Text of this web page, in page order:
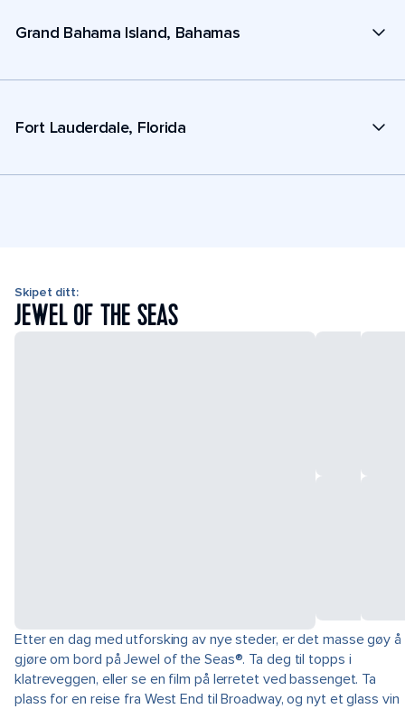
Grand Bahama Island, Bahamas
Fort Lauderdale, Florida
Skipet ditt:
JEWEL OF THE SEAS
Etter en dag med utforsking av nye steder, er det masse gøy å
gjøre om bord på Jewel of the Seas®. Ta deg til topps i
klatreveggen, eller se en film på lerretet ved bassenget. Ta
plass for en reise fra West End til Broadway, og nyt et glass vin